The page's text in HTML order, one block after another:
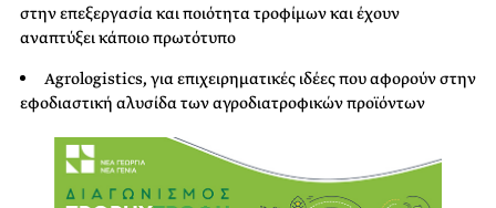
στην επεξεργασία και ποιότητα τροφίμων και έχουν
αναπτύξει κάποιο πρωτότυπο
Agrologistics, για επιχειρηματικές ιδέες που αφορούν στην
εφοδιαστική αλυσίδα των αγροδιατροφικών προϊόντων